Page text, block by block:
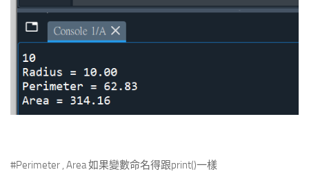
#Perimeter , Area 如果變數命名得跟print()一樣